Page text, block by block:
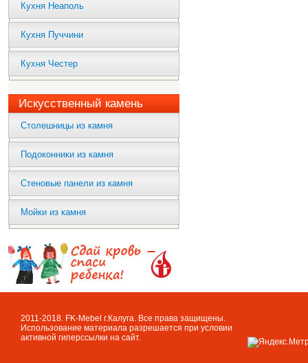
Кухня Неаполь
Кухня Пуччини
Кухня Честер
Искусственный камень
Столешницы из камня
Подоконники из камня
Стеновые панели из камня
Мойки из камня
2011-2018. FK-Mebel г.Калуга. Все права защищены.
Использование материала разрешается при условии
активной гиперссылки на сайт.